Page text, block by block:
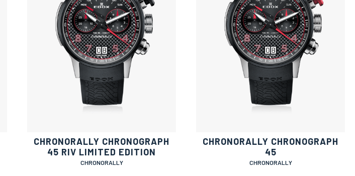
CHRONORALLY CHRONOGRAPH
45 RIV LIMITED EDITION
CHRONORALLY
CHRONORALLY CHRONOGRAPH
45
CHRONORALLY